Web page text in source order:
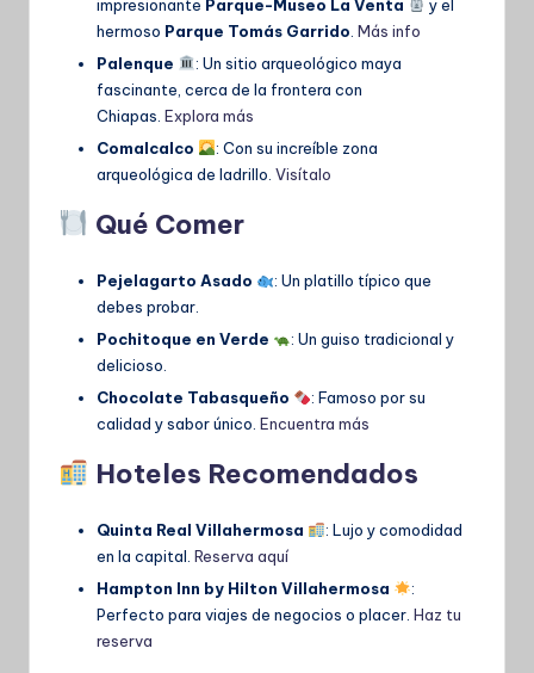
impresionante Parque-Museo La Venta
y el
hermoso Parque Tomás Garrido Más info
Palenque
: Un sitio arqueológico maya
fascinante, cerca de la frontera con
Chiapas. Explora más
Comalcalco
: Con su increíble zona
arqueológica de ladrillo. Visítalo
Qué Comer
Pejelagarto Asado
: Un platillo típico que
debes probar.
Pochitoque en Verde
: Un guiso tradicional y
delicioso.
Chocolate Tabasqueño
: Famoso por su
calidad y sabor único. Encuentra más
Hoteles Recomendados
Quinta Real Villahermosa
: Lujo y comodidad
en la capital. Reserva aquí
Hampton Inn by Hilton Villahermosa
:
Perfecto para viajes de negocios o placer. Haz tu
reserva